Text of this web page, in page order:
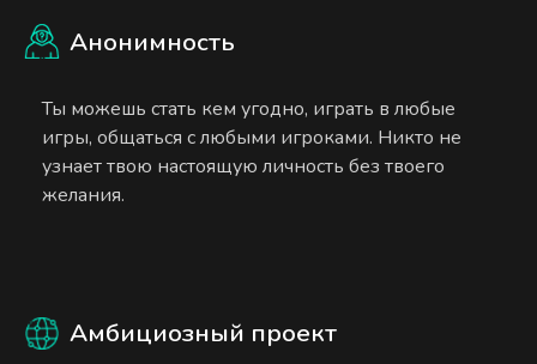
Анонимность
Ты можешь стать кем угодно, играть в любые
игры, общаться с любыми игроками. Никто не
узнает твою настоящую личность без твоего
желания.
Амбициозный проект